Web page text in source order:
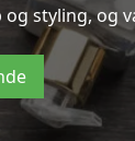
styling, og